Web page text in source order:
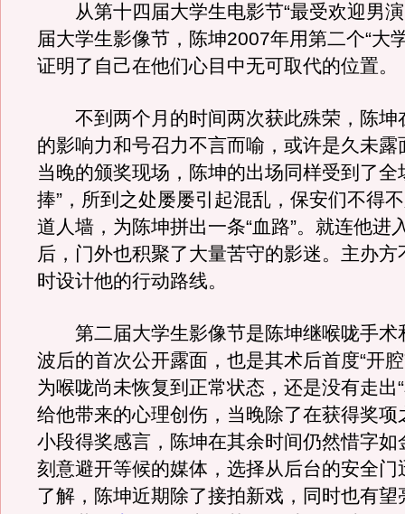
从第十四届大学生电影节“最受欢迎男演
届大学生影像节，陈坤2007年用第二个“大
证明了自己在他们心目中无可取代的位置。
不到两个月的时间两次获此殊荣，陈坤
的影响力和号召力不言而喻，或许是久未露
当晚的颁奖现场，陈坤的出场同样受到了全
捧”，所到之处屡屡引起混乱，保安们不得不
道人墙，为陈坤拼出一条“血路”。就连他进
后，门外也积聚了大量苦守的影迷。主办方
时设计他的行动路线。
第二届大学生影像节是陈坤继喉咙手术
波后的首次公开露面，也是其术后首度“开
为喉咙尚未恢复到正常状态，还是没有走出
给他带来的心理创伤，当晚除了在获得奖项
小段得奖感言，陈坤在其余时间仍然惜字如
刻意避开等候的媒体，选择从后台的安全门
了解，陈坤近期除了接拍新戏，同时也有望